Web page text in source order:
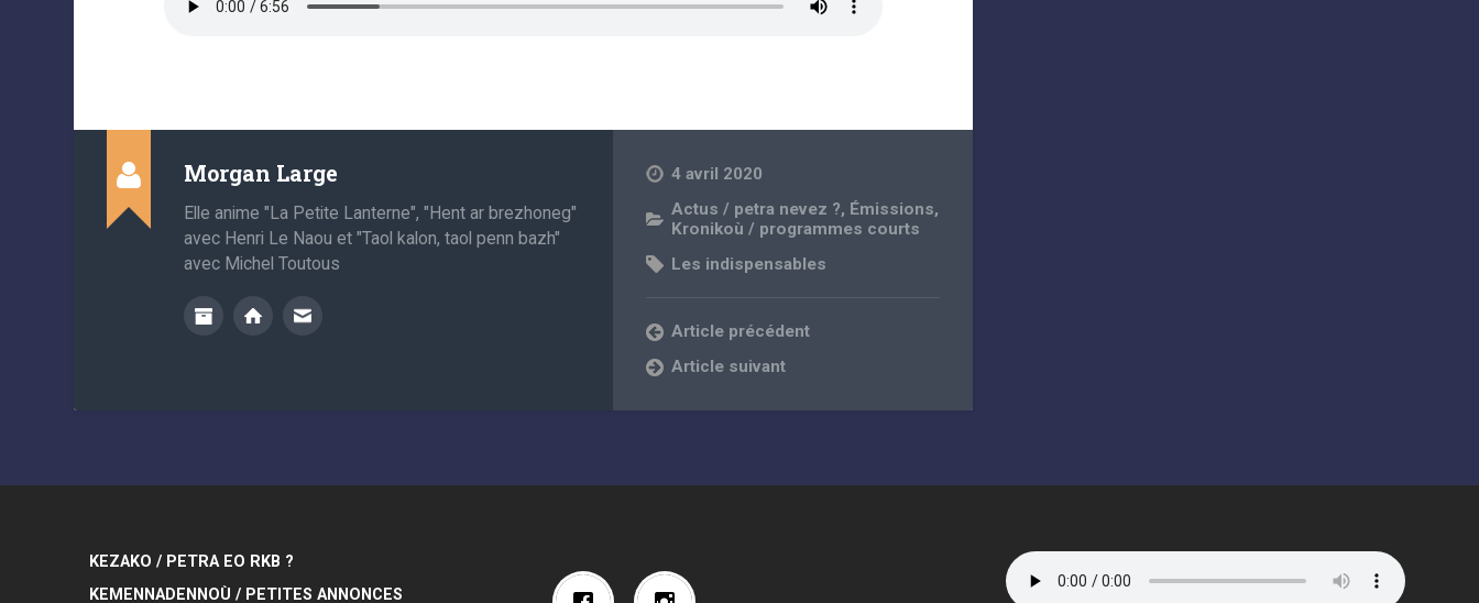
Morgan Large
Elle anime "La Petite Lanterne", "Hent ar brezhoneg"
avec Henri Le Naou et "Taol kalon, taol penn bazh"
avec Michel Toutous
4 avril 2020
Actus / petra nevez ?, Émissions,
Kronikoù / programmes courts
Les indispensables
Article précédent
Article suivant
KEZAKO / PETRA EO RKB ?
KEMENNADENNOÙ / PETITES ANNONCES